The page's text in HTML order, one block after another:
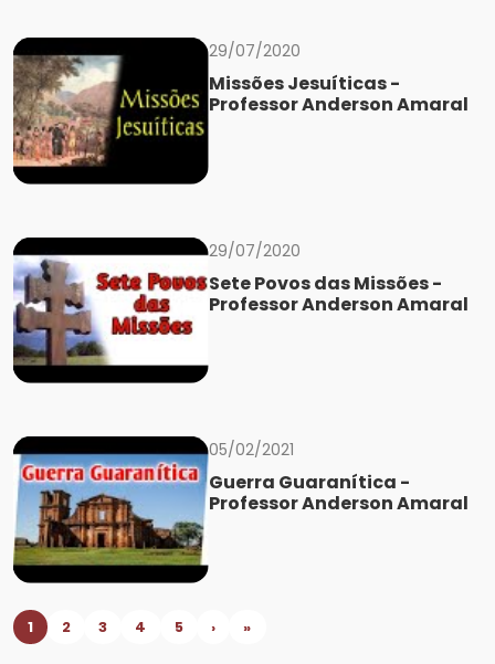
29/07/2020
Missões Jesuíticas -
Professor Anderson Amaral
29/07/2020
Sete Povos das Missões -
Professor Anderson Amaral
05/02/2021
Guerra Guaranítica -
Professor Anderson Amaral
1 2 3 4 5 › »